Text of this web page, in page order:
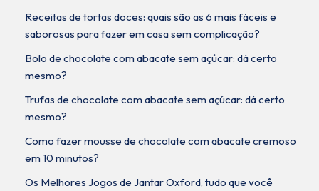
Receitas de tortas doces: quais são as 6 mais fáceis e
saborosas para fazer em casa sem complicação?
Bolo de chocolate com abacate sem açúcar: dá certo
mesmo?
Trufas de chocolate com abacate sem açúcar: dá certo
mesmo?
Como fazer mousse de chocolate com abacate cremoso
em 10 minutos?
Os Melhores Jogos de Jantar Oxford, tudo que você